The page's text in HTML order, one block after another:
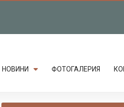
НОВИНИ ФОТОГАЛЕРИЯ